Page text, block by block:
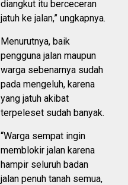
diangkut itu berceceran
jatuh ke jalan,” ungkapnya.
Menurutnya, baik
pengguna jalan maupun
warga sebenarnya sudah
pada mengeluh, karena
yang jatuh akibat
terpeleset sudah banyak.
“Warga sempat ingin
memblokir jalan karena
hampir seluruh badan
jalan penuh tanah semua,